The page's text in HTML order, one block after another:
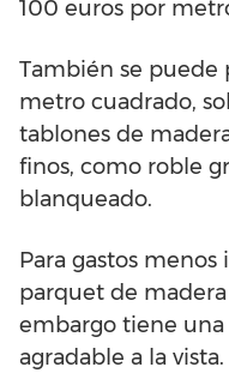
100 euros por
También se puede
metro cuadrado,
tablones de
finos, como roble
blanqueado.
Para gastos
parquet de
embargo tiene una
agradable a la